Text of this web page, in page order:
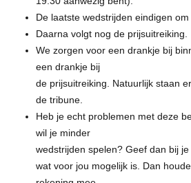
De laatste wedstrijden eindigen
Daarna volgt nog de prijsuitreiking.
We zorgen voor een drankje bij
een drankje bij
de prijsuitreiking. Natuurlijk staan
de tribune.
Heb je echt problemen met deze
wil je minder
wedstrijden spelen? Geef dan bij
wat voor jou mogelijk is. Dan